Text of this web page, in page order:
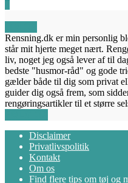
Rensning.dk er min personlig
står mit hjerte meget nært.
liv, noget jeg også lever af til
bedste "husmor-råd" og gode
gælder både til dig som privat
guider dig også frem, som
rengøringsartikler til et større
Disclaimer
Privatlivspolitik
Kontakt
Om os
Find flere tips om tøj og